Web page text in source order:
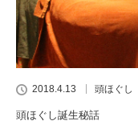
2018.4.13 頭ほぐし
頭ほぐし誕生秘話